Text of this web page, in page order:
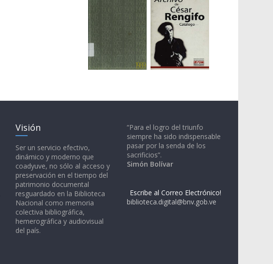
Visión
Ser un servicio efectivo,
dinámico y moderno que
coadyuve, no sólo al acceso y
preservación en el tiempo del
patrimonio documental
resguardado en la Biblioteca
Nacional como memoria
colectiva bibliográfica,
hemerográfica y audiovisual
del país.
“Para el logro del triunfo
siempre ha sido indispensable
pasar por la senda de los
sacrificios”.
Simón Bolívar
Escribe al Correo Electrónico!
biblioteca.digital@bnv.gob.ve